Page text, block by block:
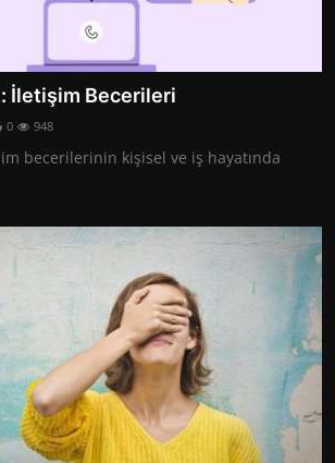
İletişim Becerileri
0 948
becerilerinin kişisel ve iş hayatında